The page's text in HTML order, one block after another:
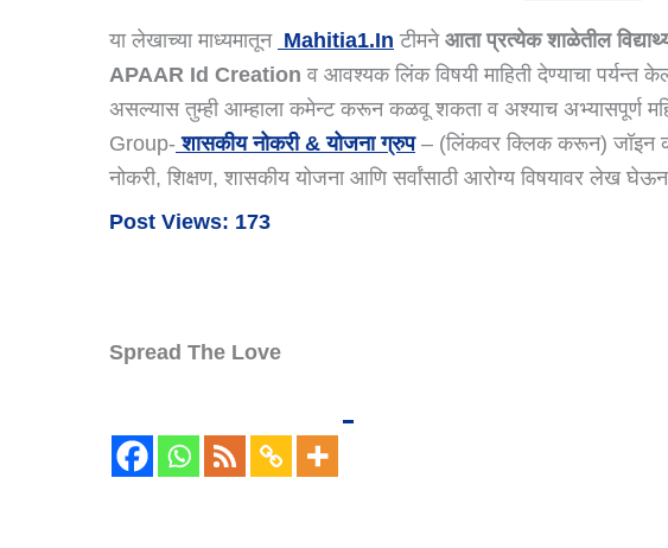
या लेखाच्या माध्यमातून Mahitia1.in टीमने आता प्रत्येक शाळेतील
APAAR Id Creationव आवश्यक लिंक विषयी माहिती देण्याचा पर्यन्त
असल्यास तुम्ही आम्हाला कमेन्ट करून कळवू शकता व अश्याच अभ्यासपूर्ण
Group- शासकीय नोकरी & योजना ग्रुप– (लिंकवर क्लिक करून) जॉइन
नोकरी, शिक्षण, शासकीय योजना आणि सर्वांसाठी आरोग्य विषयावर लेख
Post Views: 173
Spread The Love